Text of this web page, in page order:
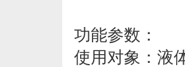
功能参数：
使用对象：液